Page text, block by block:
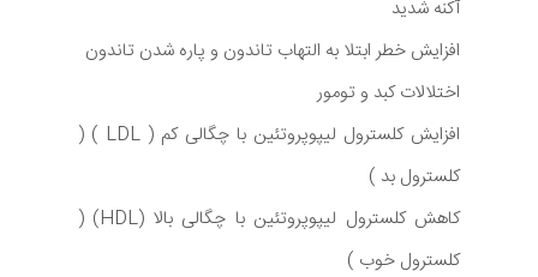
آکنه شدید
افزایش خطر ابتلا به التهاب تاندون و پاره شدن تاندون
اختلالات کبد و تومور
افزایش کلسترول لیپوپروتئین با چگالی کم ( LDL ) (
کلسترول بد )
کاهش کلسترول لیپوپروتئین با چگالی بالا (HDL) (
کلسترول خوب )